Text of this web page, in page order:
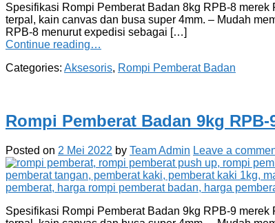
Spesifikasi Rompi Pemberat Badan 8kg RPB-8
terpal, kain canvas dan busa super 4mm. – Mudah
RPB-8 menurut expedisi sebagai […]
Continue reading…
Categories: Aksesoris, Rompi Pemberat Badan
Rompi Pemberat Badan 9kg RPB-
Posted on 2 Mei 2022 by Team Admin Leave a
Spesifikasi Rompi Pemberat Badan 9kg RPB-9